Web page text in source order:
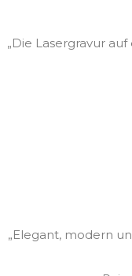
„Die Lasergravur
„Elegant, modern